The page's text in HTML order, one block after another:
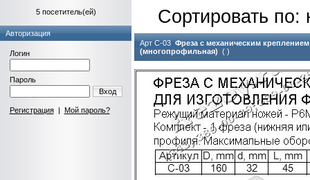
5 посетитель(ей)
Авторизация
Логин
Пароль
Вход
Регистрация| Мой пароль?
Сортировать
Арт С-03 Фреза с механическим
(многопрофильная) ( )